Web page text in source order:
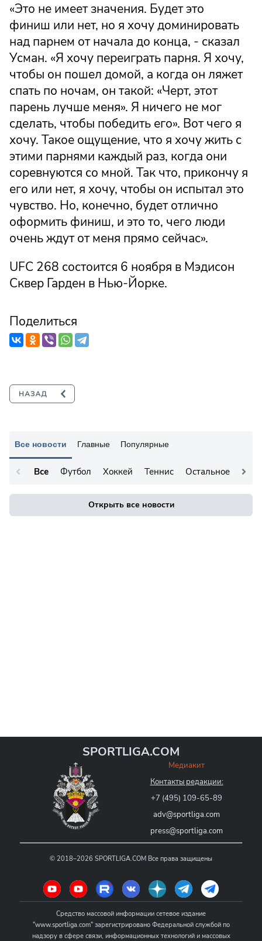
Все новости Главные Популярные
Все Футбол Хоккей Теннис Остальное
Открыть все новости
«Это не имеет значения. Будет это
финиш или нет, но я хочу доминировать
над парнем от начала до конца, - сказал
Усман. «Я хочу переиграть парня. Я хочу,
чтобы он пошел домой, а когда он ляжет
спать по ночам, он такой: «Черт, этот
парень лучше меня». Я ничего не мог
сделать, чтобы победить его». Вот чего я
хочу. Такое ощущение, что я хочу жить с
этими парнями каждый раз, когда они
соревнуются со мной. Так что, прикончу я
его или нет, я хочу, чтобы он испытал это
чувство. Но, конечно, будет отлично
оформить финиш, и это то, чего люди
очень ждут от меня прямо сейчас».
UFC 268 состоится 6 ноября в Мэдисон
Сквер Гарден в Нью-Йорке.
Поделиться
SPORTLIGA.COM
Медиакит
Контакты редакции:
+7 (495) 109-65-89
adv@sportliga.com
press@sportliga.com
© 2018–2026 SPORTLIGA.COM Все права защищены
Средство массовой информации сетевое издание
"www.sportliga.com" зарегистрировано Федеральной службой по
надзору в сфере связи, информационных технологий и массовых